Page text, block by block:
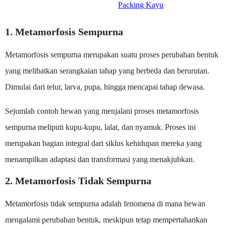
Packing Kayu
1. Metamorfosis Sempurna
Metamorfosis sempurna merupakan suatu proses perubahan bentuk
yang melibatkan serangkaian tahap yang berbeda dan berurutan.
Dimulai dari telur, larva, pupa, hingga mencapai tahap dewasa.
Sejumlah contoh hewan yang menjalani proses metamorfosis
sempurna meliputi kupu-kupu, lalat, dan nyamuk. Proses ini
merupakan bagian integral dari siklus kehidupan mereka yang
menampilkan adaptasi dan transformasi yang menakjubkan.
2. Metamorfosis Tidak Sempurna
Metamorfosis tidak sempurna adalah fenomena di mana hewan
mengalami perubahan bentuk, meskipun tetap mempertahankan